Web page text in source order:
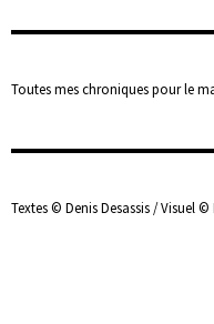
Toutes mes chroniques pour le
Textes © Denis Desassis / Visuel ©